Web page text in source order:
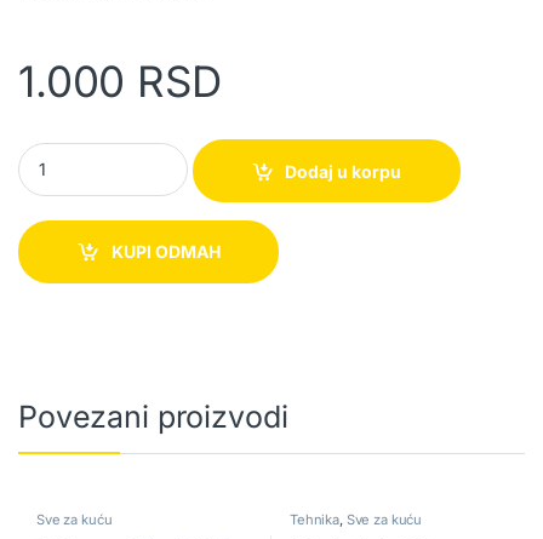
1.000 RSD
Vodootporna izolir traka za sve namene quantity
Dodaj u korpu
KUPI ODMAH
Povezani proizvodi
Sve za kuću Tehnika, Sve za kuću